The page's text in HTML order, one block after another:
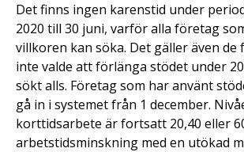
Det finns ingen karenstid under
2020 till 30 juni, varför alla företag
villkoren kan söka. Det gäller även de
inte valde att förlänga stödet under
sökt alls. Företag som har använt
gå in i systemet från 1 december.
korttidsarbete är fortsatt 20,40 eller
arbetstidsminskning med en utökad